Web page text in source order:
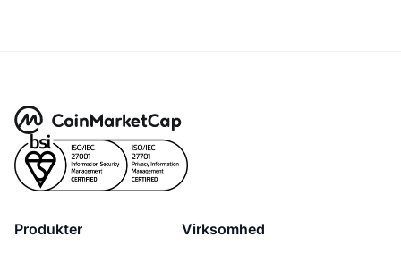
Produkter Virksomhed